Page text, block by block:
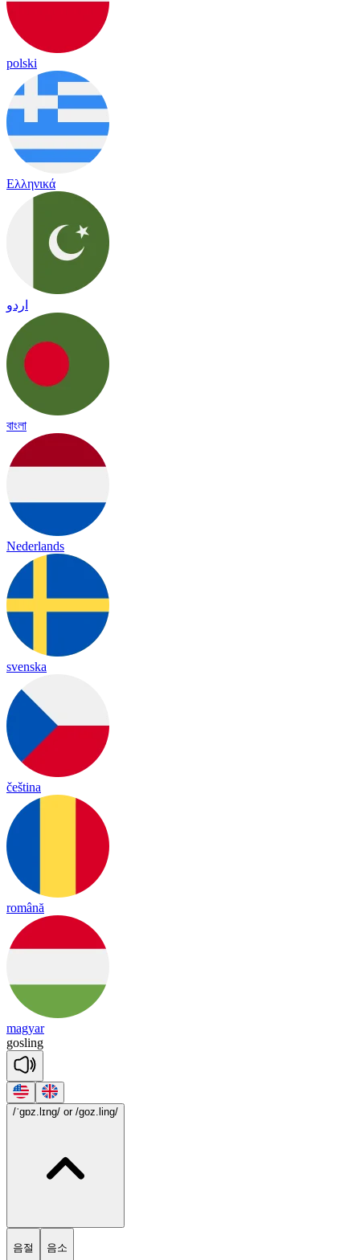
polski
Ελληνικά
اردو
বাংলা
Nederlands
svenska
čeština
română
magyar
gosling
/ˈgɒz.lɪng/ or /goz.ling/
음절 음소